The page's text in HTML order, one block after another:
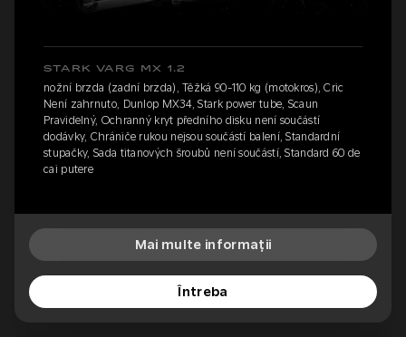
STARK VARG MX 1.2
nožní brzda (zadní brzda), Těžká 90-110 kg (motokros), Cric
Není zahrnuto, Dunlop MX34, Stark power tube, Scaun
Pravidelný, Ochranný kryt předního disku není součástí
dodávky, Chrániče rukou nejsou součástí balení, Standardní
stupačky, Sada titanových šroubů není součástí, Standard 60 de
cai putere
Mai multe informații
Întreba